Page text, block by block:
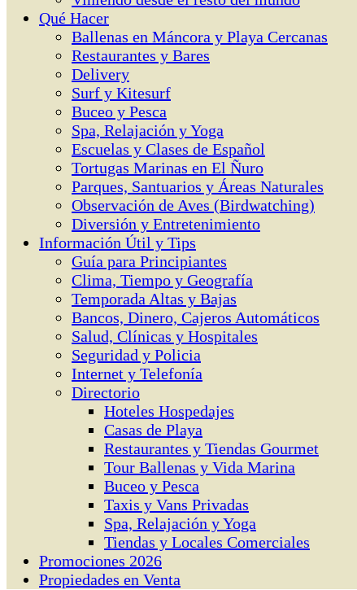
Qué Hacer
Ballenas en Máncora y Playa Cercanas
Restaurantes y Bares
Delivery
Surf y Kitesurf
Buceo y Pesca
Spa, Relajación y Yoga
Escuelas y Clases de Español
Tortugas Marinas en El Ñuro
Parques, Santuarios y Áreas Naturales
Observación de Aves (Birdwatching)
Diversión y Entretenimiento
Información Útil y Tips
Guía para Principiantes
Clima, Tiempo y Geografía
Temporada Altas y Bajas
Bancos, Dinero, Cajeros Automáticos
Salud, Clínicas y Hospitales
Seguridad y Policia
Internet y Telefonía
Directorio
Hoteles Hospedajes
Casas de Playa
Restaurantes y Tiendas Gourmet
Tour Ballenas y Vida Marina
Buceo y Pesca
Taxis y Vans Privadas
Spa, Relajación y Yoga
Tiendas y Locales Comerciales
Promociones 2026
Propiedades en Venta